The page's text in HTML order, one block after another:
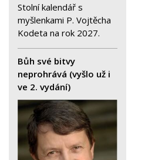
Stolní kalendář s
myšlenkami P. Vojtěcha
Kodeta na rok 2027.
Bůh své bitvy
neprohrává (vyšlo už i
ve 2. vydání)